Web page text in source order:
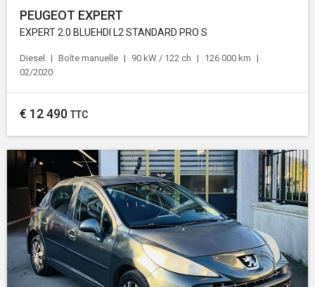
PEUGEOT EXPERT
EXPERT 2.0 BLUEHDI L2 STANDARD PRO S
Diesel Boîte manuelle 90 kW / 122 ch
126 000 km
02/2020
€ 12 490 TTC